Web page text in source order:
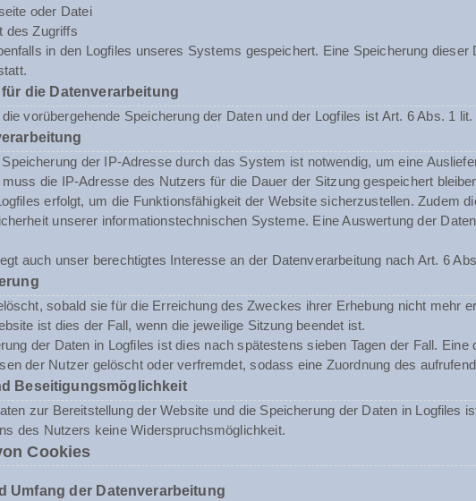
oder Datei
des Zugriffs
in den Logfiles unseres Systems gespeichert. Eine Speicherung
die Datenverarbeitung
vorübergehende Speicherung der Daten und der Logfiles ist Art. 6 Abs. 1
der IP-Adresse durch das System ist notwendig, um eine
die IP-Adresse des Nutzers für die Dauer der Sitzung gespeichert
erfolgt, um die Funktionsfähigkeit der Website sicherzustellen. Zudem
unserer informationstechnischen Systeme. Eine Auswertung der
auch unser berechtigtes Interesse an der Datenverarbeitung nach Art. 6
sobald sie für die Erreichung des Zweckes ihrer Erhebung nicht mehr
ist dies der Fall, wenn die jeweilige Sitzung beendet ist.
der Daten in Logfiles ist dies nach spätestens sieben Tagen der Fall.
der Nutzer gelöscht oder verfremdet, sodass eine Zuordnung des
Beseitigungsmöglichkeit
zur Bereitstellung der Website und die Speicherung der Daten in Logfiles
des Nutzers keine Widerspruchsmöglichkeit.
Cookies
Umfang der Datenverarbeitung